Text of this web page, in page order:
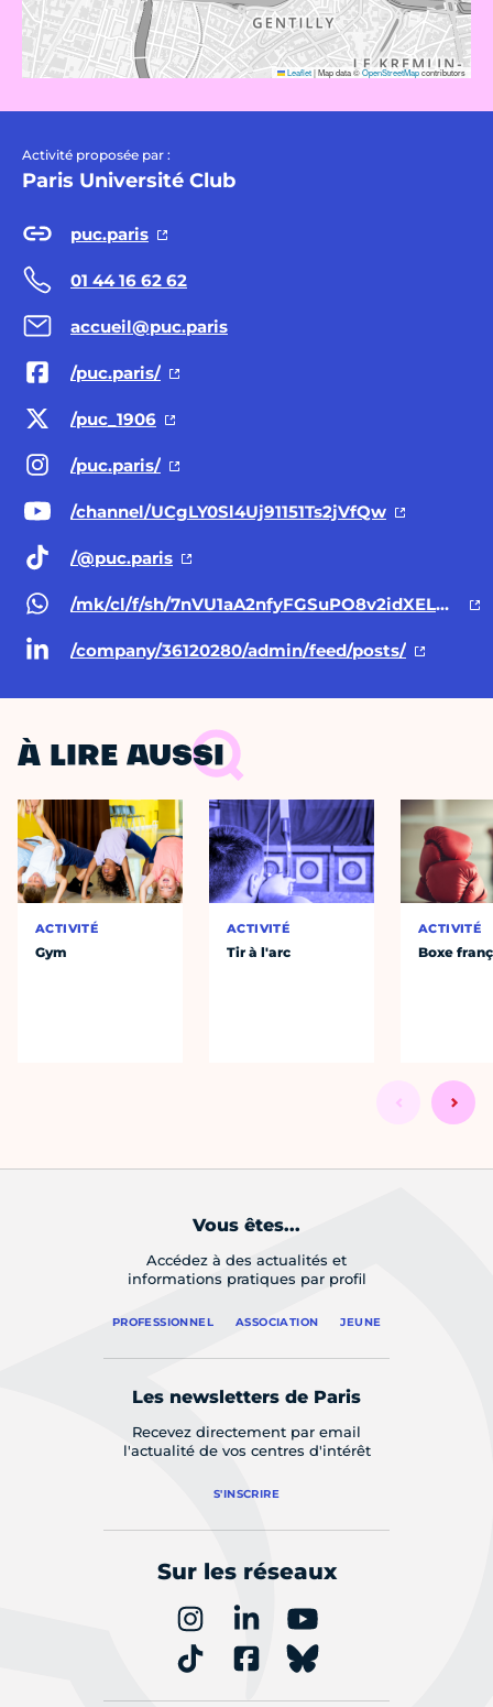
Leaflet|Map data ©OpenStreetMapcontributors
Activité proposée par :
Paris Université Club
puc.paris
01 44 16 62 62
accueil@puc.paris
/puc.paris/
/puc_1906
/puc.paris/
/channel/UCgLY0Sl4Uj91151Ts2jVfQw
/@puc.paris
/mk/cl/f/sh/7nVU1aA2nfyFGSuPO8v2idXELMD8VZl/Wk333n-qH8B3
/company/36120280/admin/feed/posts/
À LIRE AUSSI
ACTIVITÉ
Gym
ACTIVITÉ
Tir à l'arc
ACTIVITÉ
Boxe
Vous êtes...
Accédez à des actualités et
informations pratiques par profil
PROFESSIONNEL ASSOCIATION JEUNE
Les newsletters de Paris
Recevez directement par email
l'actualité de vos centres d'intérêt
S'INSCRIRE
Sur les réseaux